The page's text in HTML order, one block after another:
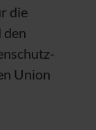
die
den
Union